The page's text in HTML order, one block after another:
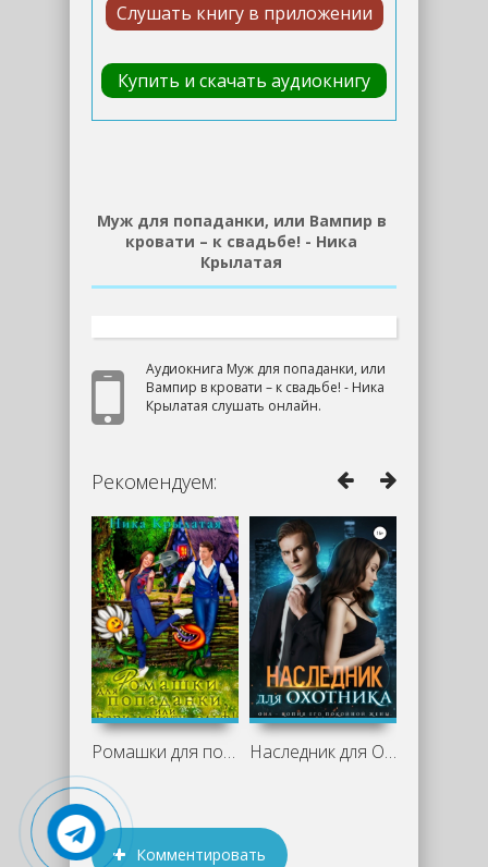
Слушать книгу в приложении
Купить и скачать аудиокнигу
Муж для попаданки, или Вампир в
кровати – к свадьбе! - Ника
Крылатая
Аудиокнига Муж для попаданки, или
Вампир в кровати – к свадьбе! - Ника
Крылатая слушать онлайн.
Рекомендуем:
Ромашки для попаданки, или Бери лопату, Наследник для Охотника - Ирина Лисовская
Комментировать